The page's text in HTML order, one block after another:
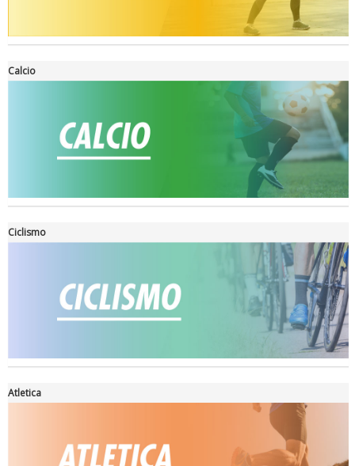
Tiziano Pesce a Radio InBlu2000 traccia il bilancio della stagione
Ddl Lobby, Uisp: “Il Parlamento valorizzi le nostre specificità"
La formazione Uisp rallenta ma prosegue anche in estate
Calcio
Ciclismo
Atletica